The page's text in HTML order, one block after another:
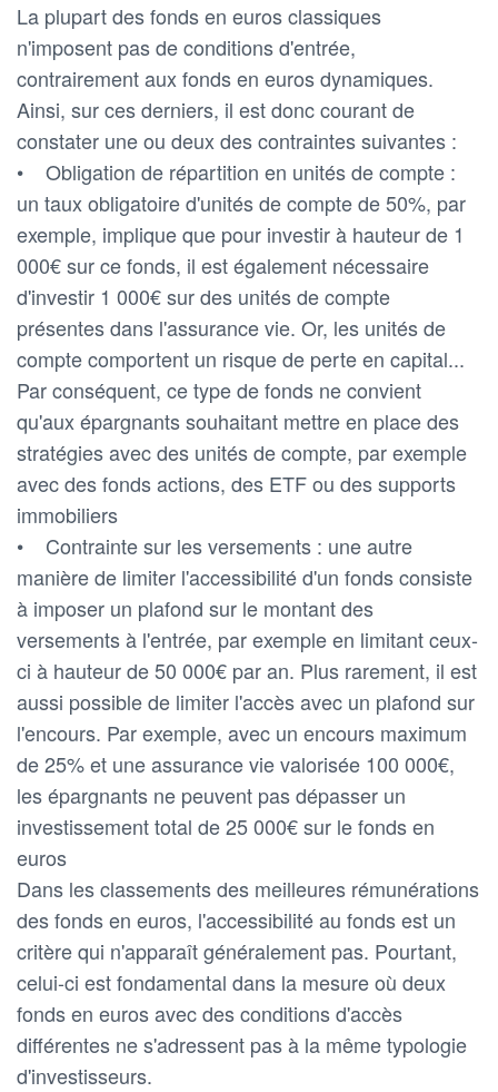
La plupart des fonds en euros classiques
n'imposent pas de conditions d'entrée,
contrairement aux fonds en euros dynamiques.
Ainsi, sur ces derniers, il est donc courant de
constater une ou deux des contraintes suivantes :
• Obligation de répartition en unités de compte :
un taux obligatoire d'unités de compte de 50%, par
exemple, implique que pour investir à hauteur de 1
000€ sur ce fonds, il est également nécessaire
d'investir 1 000€ sur des unités de compte
présentes dans l'assurance vie. Or, les unités de
compte comportent un risque de perte en capital...
Par conséquent, ce type de fonds ne convient
qu'aux épargnants souhaitant mettre en place des
stratégies avec des unités de compte, par exemple
avec des fonds actions, des ETF ou des supports
immobiliers
• Contrainte sur les versements : une autre
manière de limiter l'accessibilité d'un fonds consiste
à imposer un plafond sur le montant des
versements à l'entrée, par exemple en limitant ceux-
ci à hauteur de 50 000€ par an. Plus rarement, il est
aussi possible de limiter l'accès avec un plafond sur
l'encours. Par exemple, avec un encours maximum
de 25% et une assurance vie valorisée 100 000€,
les épargnants ne peuvent pas dépasser un
investissement total de 25 000€ sur le fonds en
euros
Dans les classements des meilleures rémunérations
des fonds en euros, l'accessibilité au fonds est un
critère qui n'apparaît généralement pas. Pourtant,
celui-ci est fondamental dans la mesure où deux
fonds en euros avec des conditions d'accès
différentes ne s'adressent pas à la même typologie
d'investisseurs.